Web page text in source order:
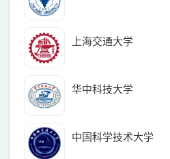
上海交通大学
华中科技大学
中国科学技术大学